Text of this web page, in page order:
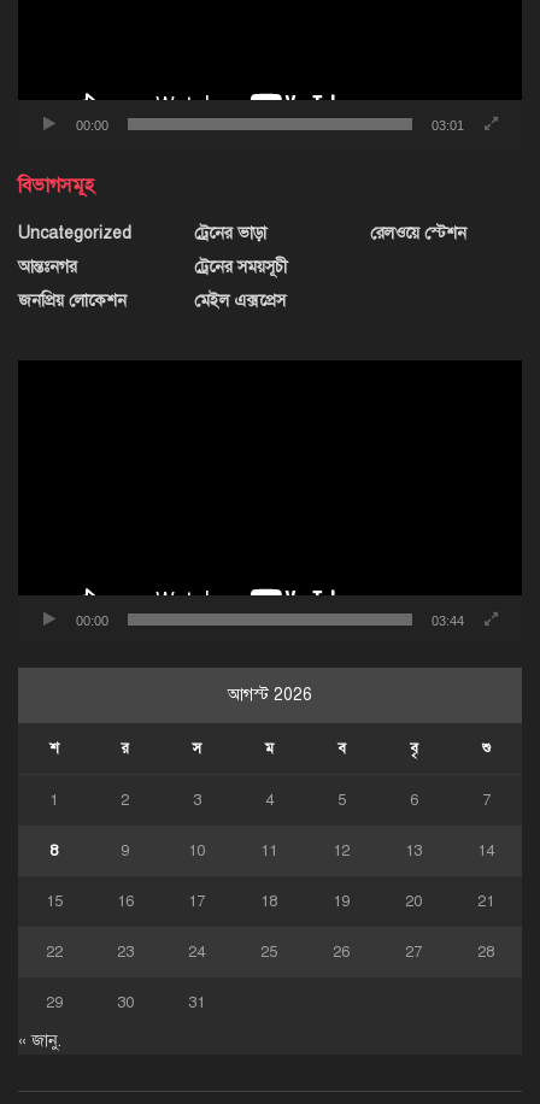
00:00 03:01
বিভাগসমূহ
Uncategorized
আন্তঃনগর
জনপ্রিয় লোকেশন
ট্রেনের ভাড়া
ট্রেনের সময়সূচী
মেইল এক্সপ্রেস
রেলওয়ে স্টেশন
00:00 03:44
আগস্ট 2026
শ র স ম ব বৃ শু
1 2 3 4 5 6 7
8 9 10 11 12 13 14
15 16 17 18 19 20 21
22 23 24 25 26 27 28
29 30 31
« জানু.